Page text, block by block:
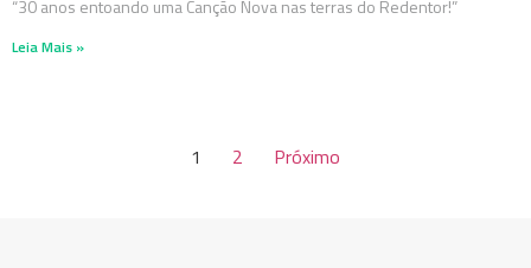
“30 anos entoando uma Canção Nova nas terras do Redentor!”
Leia Mais »
1 2 Próximo